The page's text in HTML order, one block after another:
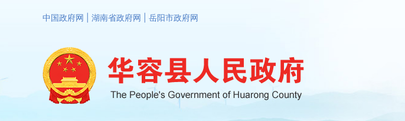
中国政府网 湖南省政府网 岳阳市政府网